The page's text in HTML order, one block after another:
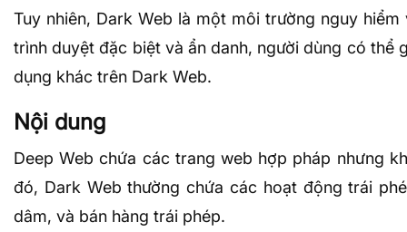
Tuy nhiên, Dark Web là một môi trường nguy
trình duyệt đặc biệt và ẩn danh, người dùng có thể
dụng khác trên Dark Web.
Nội dung
Deep Web chứa các trang web hợp pháp nhưng
đó, Dark Web thường chứa các hoạt động trái
dâm, và bán hàng trái phép.